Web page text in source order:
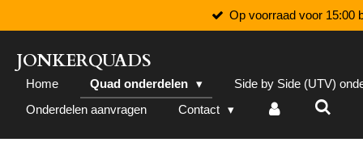
direct
naar
de
hoofdinhoud
Op voorraad voor 15:00
JONKERQUADS
Home Quad onderdelen
Side by Side (UTV)
Onderdelen aanvragen
Contact